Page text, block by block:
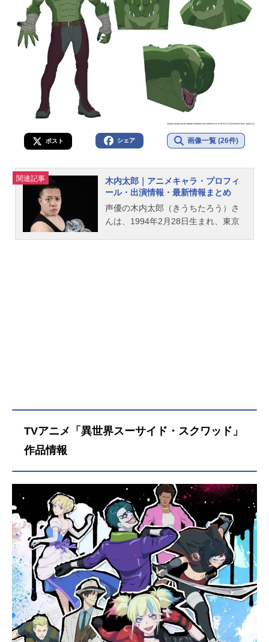
ポスト シェア 画像一覧 (26件)
関連記事
木内太郎｜アニメキャラ・プロフィ
ール・出演情報・最新情報まとめ
声優の木内太郎（きうちたろう）さ
んは、1994年2月28日生まれ、東京
TVアニメ「異世界スーサイド・スクワッド」
作品情報